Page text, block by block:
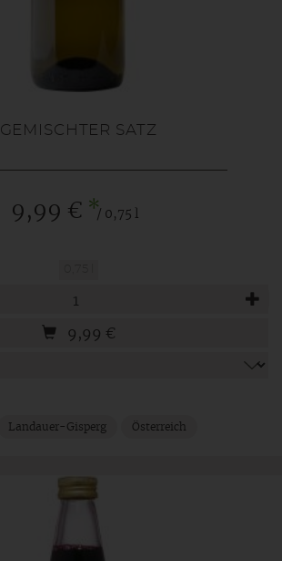
GEMISCHTER SATZ
9,99 € */ 0,75 l
9,99 €
Landauer-Gisperg Österreich